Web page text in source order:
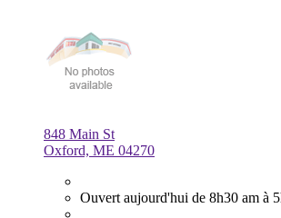
848 Main St
Oxford, ME 04270
Ouvert aujourd'hui de 8h30 am à